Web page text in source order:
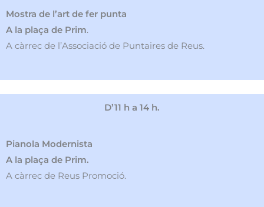
Mostra de l’art de fer punta
A la plaça de Prim.
A càrrec de l’Associació de Puntaires de Reus.
D’11 h a 14 h.
Pianola Modernista
A la plaça de Prim.
A càrrec de Reus Promoció.